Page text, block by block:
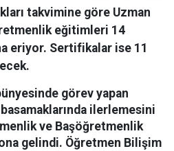
takvimine göre Uzman
eğitimleri 14
eriyor. Sertifikalar ise 11
görev yapan
ilerlemesini
ve Başöğretmenlik
gelindi. Öğretmen Bilişim